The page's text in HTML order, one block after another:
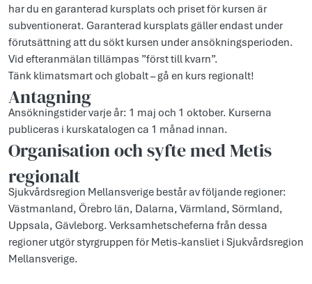
har du en garanterad kursplats och priset för kursen är
subventionerat. Garanterad kursplats gäller endast under
förutsättning att du sökt kursen under ansökningsperioden.
Vid efteranmälan tillämpas ”först till kvarn”.
Tänk klimatsmart och globalt – gå en kurs regionalt!
Antagning
Ansökningstider varje år: 1 maj och 1 oktober. Kurserna
publiceras i kurskatalogen ca 1 månad innan.
Organisation och syfte med Metis
regionalt
Sjukvårdsregion Mellansverige består av följande regioner:
Västmanland, Örebro län, Dalarna, Värmland, Sörmland,
Uppsala, Gävleborg. Verksamhetscheferna från dessa
regioner utgör styrgruppen för Metis-kansliet i Sjukvårdsregion
Mellansverige.